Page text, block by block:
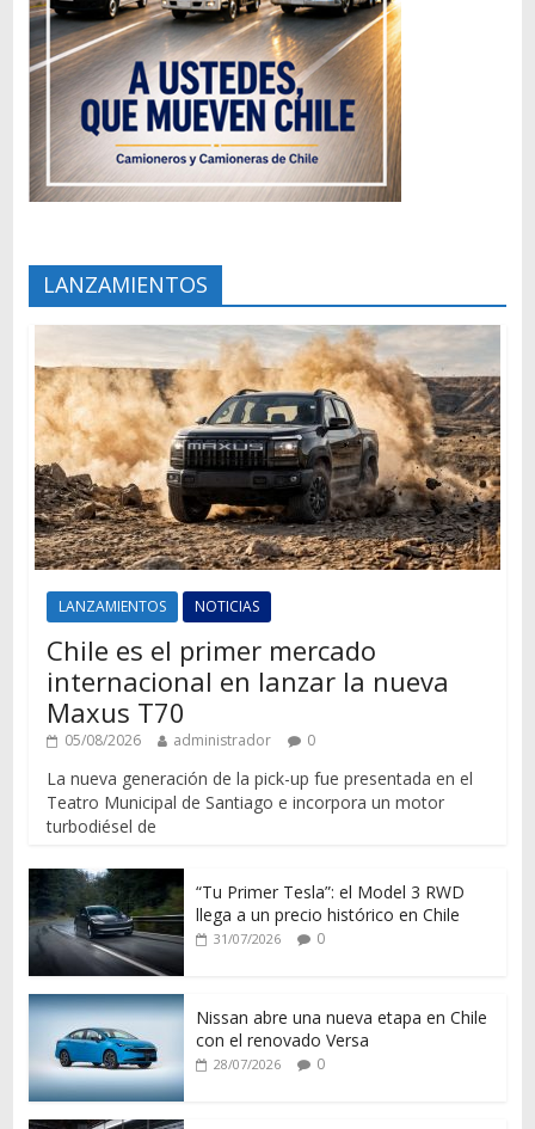
LANZAMIENTOS
LANZAMIENTOS NOTICIAS
Chile es el primer mercado
internacional en lanzar la nueva
Maxus T70
05/08/2026 administrador 0
La nueva generación de la pick-up fue presentada en el
Teatro Municipal de Santiago e incorpora un motor
turbodiésel de
“Tu Primer Tesla”: el Model 3 RWD
llega a un precio histórico en Chile
31/07/2026 0
Nissan abre una nueva etapa en Chile
con el renovado Versa
28/07/2026 0